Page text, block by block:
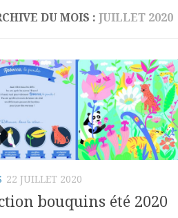
DU MOIS : JUILLET 2020
22 JUILLET 2020
bouquins été 2020